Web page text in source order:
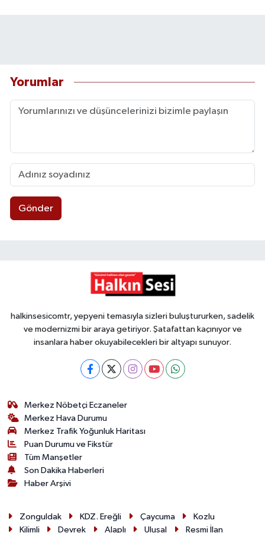
Yorumlar
Gönder
halkinsesicomtr, yepyeni temasıyla sizleri buluştururken, sadelik
ve modernizmi bir araya getiriyor. Şatafattan kaçınıyor ve
insanlara haber okuyabilecekleri bir altyapı sunuyor.
Merkez Nöbetçi Eczaneler
Merkez Hava Durumu
Merkez Trafik Yoğunluk Haritası
Puan Durumu ve Fikstür
Tüm Manşetler
Son Dakika Haberleri
Haber Arşivi
Zonguldak KDZ. Ereğli Çaycuma
Kozlu
Kilimli
Devrek Alaplı Ulusal Resmi İlan